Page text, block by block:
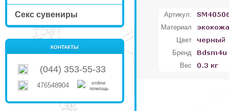
Секс сувениры
КОНТАКТЫ
(044) 353-55-33
476548904
Артикул:
Материал
Цвет
Бренд
Вес